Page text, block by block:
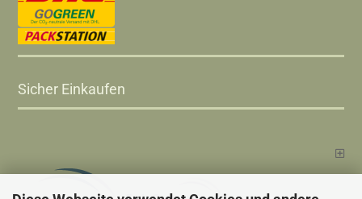
Sicher Einkaufen